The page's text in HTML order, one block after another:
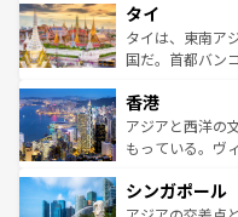
リティに包まれ
覧を参照してほ
急速な発展と共
ーチミン市のフ
醸し出している
とつ。フォーや
ひ現地で味わい
が旅行者を迎え
参照してほしい。
タイ
タイは、東南ア
国だ。首都バン
の活気が交差し
帯で自然と触れ
いビーチでリゾ
激する。気候は
が待っている。
香港
アジアと西洋の
もっている。ヴ
み、どこを訪れ
ており、効率よ
シンガポール